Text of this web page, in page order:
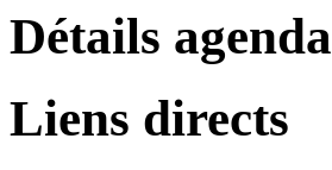
Détails agenda
Liens directs